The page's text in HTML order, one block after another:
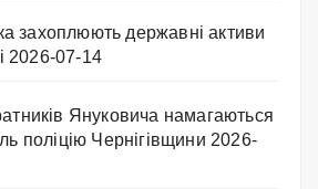
захоплюють державні активи
2026-07-14
Януковича намагаються
поліцію Чернігівщини 2026-